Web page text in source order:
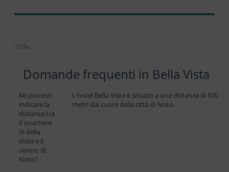
</div
Domande frequenti in Bella Vista
Mi potresti
indicare la
distanza tra
il quartiere
di Bella
Vista e il
centro di
Noto?
L hotel Bella Vista è situato a una distanza di 500
metri dal cuore della città di Noto.